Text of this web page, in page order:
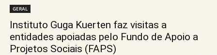
GERAL
Instituto Guga Kuerten faz visitas a
entidades apoiadas pelo Fundo de Apoio a
Projetos Sociais (FAPS)